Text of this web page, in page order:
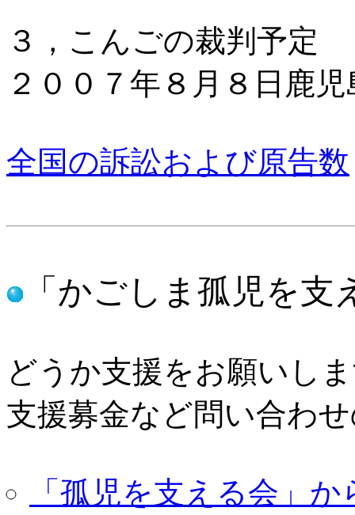
３，こんごの裁判予定
２００７年８月８日鹿
全国の訴訟および原告数
「かごしま孤児を支
どうか支援をお願いし
支援募金など問い合わ
「孤児を支える会」